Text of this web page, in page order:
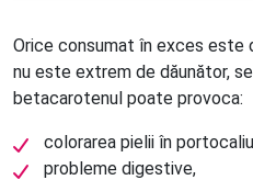
Orice consumat în exces este
nu este extrem de dăunător,
betacarotenul poate provoca:
colorarea pielii în
probleme digestive,